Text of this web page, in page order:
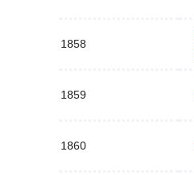
1858
1859
1860